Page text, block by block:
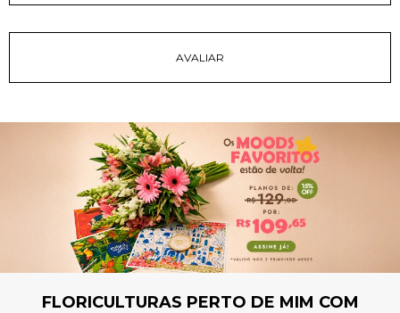
FLORICULTURAS PERTO DE MIM COM